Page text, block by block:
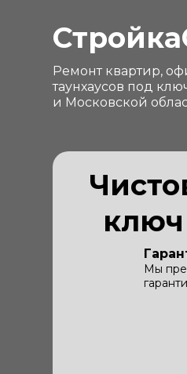
Ремонт квартир,
таунхаусов под
и Московской
ключ
Мы